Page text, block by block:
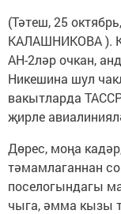
(Тәтеш, 25
КАЛАШНИКОВА ).
АН-2ләр очкан,
Никешина шул
вакытларда
җирле
Дөрес, моңа
тәмамлаганнан
поселогындагы
чыга, әмма кызы